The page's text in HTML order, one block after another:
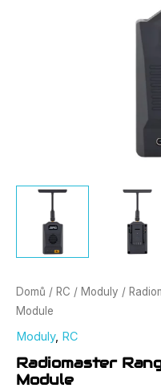
Domů / RC / Moduly /
Module
Moduly, RC
Radiomaster
Module